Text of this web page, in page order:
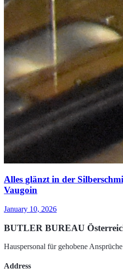
Alles glänzt in der
Vaugoin
January 10, 2026
BUTLER BUREAU
Hauspersonal für gehobene Ansprüche
Address